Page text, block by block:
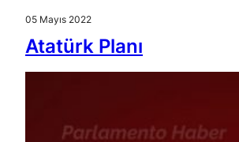
05 Mayıs 2022
Atatürk Planı